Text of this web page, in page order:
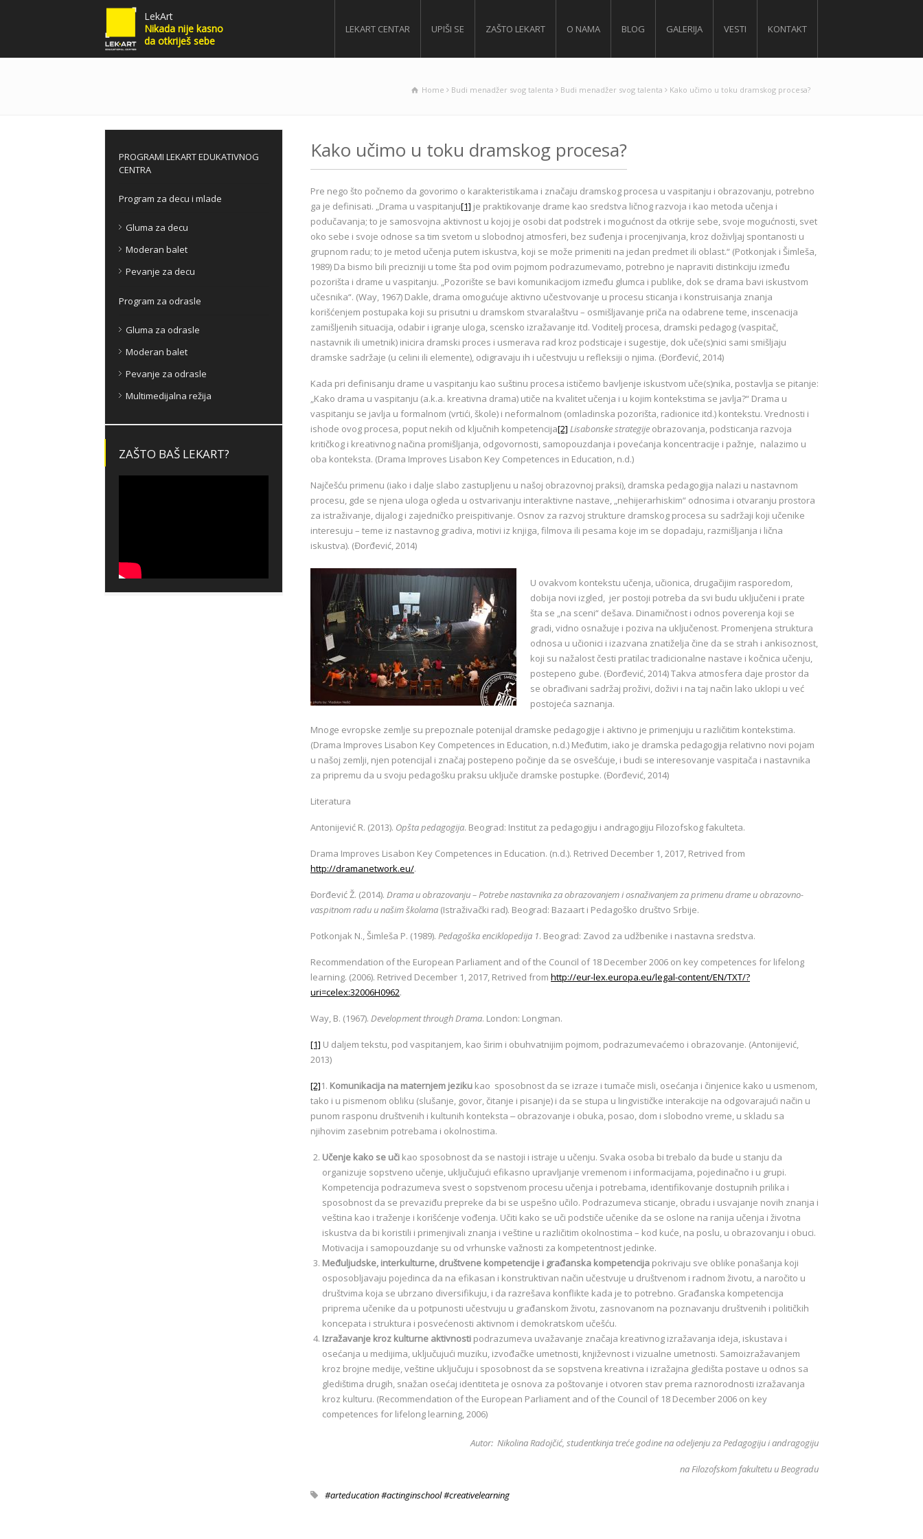
LekArt
Nikada nije kasno
da otkriješ sebe
LEKART CENTAR UPIŠI SE ZAŠTO LEKART O NAMA BLOG GALERIJA VESTI KONTAKT
Home Budi menadžer svog talenta Budi menadžer svog talenta Kako učimo u toku dramskog procesa?
Kako učimo u toku dramskog procesa?
Pre nego što počnemo da govorimo o karakteristikama i značaju dramskog procesa u vaspitanju i obrazovanju, potrebno
ga je definisati. „Drama u vaspitanju[1] je praktikovanje drame kao sredstva ličnog razvoja i kao metoda učenja i
podučavanja; to je samosvojna aktivnost u kojoj je osobi dat podstrek i mogućnost da otkrije sebe, svoje mogućnosti, svet
oko sebe i svoje odnose sa tim svetom u slobodnoj atmosferi, bez suđenja i procenjivanja, kroz doživljaj spontanosti u
grupnom radu; to je metod učenja putem iskustva, koji se može primeniti na jedan predmet ili oblast.“ (Potkonjak i Šimleša,
1989) Da bismo bili precizniji u tome šta pod ovim pojmom podrazumevamo, potrebno je napraviti distinkciju između
pozorišta i drame u vaspitanju. „Pozorište se bavi komunikacijom između glumca i publike, dok se drama bavi iskustvom
učesnika“. (Way, 1967) Dakle, drama omogućuje aktivno učestvovanje u procesu sticanja i konstruisanja znanja
korišćenjem postupaka koji su prisutni u dramskom stvaralaštvu – osmišljavanje priča na odabrene teme, inscenacija
zamišljenih situacija, odabir i igranje uloga, scensko izražavanje itd. Voditelj procesa, dramski pedagog (vaspitač,
nastavnik ili umetnik) inicira dramski proces i usmerava rad kroz podsticaje i sugestije, dok uče(s)nici sami smišljaju
dramske sadržaje (u celini ili elemente), odigravaju ih i učestvuju u refleksiji o njima. (Đorđević, 2014)
Kada pri definisanju drame u vaspitanju kao suštinu procesa ističemo bavljenje iskustvom uče(s)nika, postavlja se pitanje:
„Kako drama u vaspitanju (a.k.a. kreativna drama) utiče na kvalitet učenja i u kojim kontekstima se javlja?“ Drama u
vaspitanju se javlja u formalnom (vrtići, škole) i neformalnom (omladinska pozorišta, radionice itd.) kontekstu. Vrednosti i
ishode ovog procesa, poput nekih od ključnih kompetencija[2] Lisabonske strategije obrazovanja, podsticanja razvoja
kritičkog i kreativnog načina promišljanja, odgovornosti, samopouzdanja i povećanja koncentracije i pažnje, nalazimo u
oba konteksta. (Drama Improves Lisabon Key Competences in Education, n.d.)
Najčešću primenu (iako i dalje slabo zastupljenu u našoj obrazovnoj praksi), dramska pedagogija nalazi u nastavnom
procesu, gde se njena uloga ogleda u ostvarivanju interaktivne nastave, „nehijerarhiskim“ odnosima i otvaranju prostora
za istraživanje, dijalog i zajedničko preispitivanje. Osnov za razvoj strukture dramskog procesa su sadržaji koji učenike
interesuju – teme iz nastavnog gradiva, motivi iz knjiga, filmova ili pesama koje im se dopadaju, razmišljanja i lična
iskustva). (Đorđević, 2014)
U ovakvom kontekstu učenja, učionica, drugačijim rasporedom,
dobija novi izgled, jer postoji potreba da svi budu uključeni i prate
šta se „na sceni“ dešava. Dinamičnost i odnos poverenja koji se
gradi, vidno osnažuje i poziva na uključenost. Promenjena struktura
odnosa u učionici i izazvana znatiželja čine da se strah i ankisoznost,
koji su nažalost česti pratilac tradicionalne nastave i kočnica učenju,
postepeno gube. (Đorđević, 2014) Takva atmosfera daje prostor da
se obrađivani sadržaj proživi, doživi i na taj način lako uklopi u već
postojeća saznanja.
Mnoge evropske zemlje su prepoznale potenijal dramske pedagogije i aktivno je primenjuju u različitim kontekstima.
(Drama Improves Lisabon Key Competences in Education, n.d.) Međutim, iako je dramska pedagogija relativno novi pojam
u našoj zemlji, njen potencijal i značaj postepeno počinje da se osvešćuje, i budi se interesovanje vaspitača i nastavnika
za pripremu da u svoju pedagošku praksu uključe dramske postupke. (Đorđević, 2014)
Literatura
Antonijević R. (2013). Opšta pedagogija. Beograd: Institut za pedagogiju i andragogiju Filozofskog fakulteta.
Drama Improves Lisabon Key Competences in Education. (n.d.). Retrived December 1, 2017, Retrived from
http://dramanetwork.eu/.
Đorđević Ž. (2014). Drama u obrazovanju – Potrebe nastavnika za obrazovanjem i osnaživanjem za primenu drame u obrazovno-
vaspitnom radu u našim školama (Istraživački rad). Beograd: Bazaart i Pedagoško društvo Srbije.
Potkonjak N., Šimleša P. (1989). Pedagoška enciklopedija 1. Beograd: Zavod za udžbenike i nastavna sredstva.
Recommendation of the European Parliament and of the Council of 18 December 2006 on key competences for lifelong
learning. (2006). Retrived December 1, 2017, Retrived from http://eur-lex.europa.eu/legal-content/EN/TXT/?
uri=celex:32006H0962.
Way, B. (1967). Development through Drama. London: Longman.
[1] U daljem tekstu, pod vaspitanjem, kao širim i obuhvatnijim pojmom, podrazumevaćemo i obrazovanje. (Antonijević,
2013)
[2]1. Komunikacija na maternjem jeziku kao sposobnost da se izraze i tumače misli, osećanja i činjenice kako u usmenom,
tako i u pismenom obliku (slušanje, govor, čitanje i pisanje) i da se stupa u lingvističke interakcije na odgovarajući način u
punom rasponu društvenih i kultunih konteksta ‒ obrazovanje i obuka, posao, dom i slobodno vreme, u skladu sa
njihovim zasebnim potrebama i okolnostima.
Učenje kako se uči kao sposobnost da se nastoji i istraje u učenju. Svaka osoba bi trebalo da bude u stanju da
organizuje sopstveno učenje, uključujući efikasno upravljanje vremenom i informacijama, pojedinačno i u grupi.
Kompetencija podrazumeva svest o sopstvenom procesu učenja i potrebama, identifikovanje dostupnih prilika i
sposobnost da se prevaziđu prepreke da bi se uspešno učilo. Podrazumeva sticanje, obradu i usvajanje novih znanja i
veština kao i traženje i korišćenje vođenja. Učiti kako se uči podstiče učenike da se oslone na ranija učenja i životna
iskustva da bi koristili i primenjivali znanja i veštine u različitim okolnostima – kod kuće, na poslu, u obrazovanju i obuci.
Motivacija i samopouzdanje su od vrhunske važnosti za kompetentnost jedinke.
Međuljudske, interkulturne, društvene kompetencije i građanska kompetencija pokrivaju sve oblike ponašanja koji
osposobljavaju pojedinca da na efikasan i konstruktivan način učestvuje u društvenom i radnom životu, a naročito u
društvima koja se ubrzano diversifikuju, i da razrešava konflikte kada je to potrebno. Građanska kompetencija
priprema učenike da u potpunosti učestvuju u građanskom životu, zasnovanom na poznavanju društvenih i političkih
koncepata i struktura i posvećenosti aktivnom i demokratskom učešću.
Izražavanje kroz kulturne aktivnosti podrazumeva uvažavanje značaja kreativnog izražavanja ideja, iskustava i
osećanja u medijima, uključujući muziku, izvođačke umetnosti, književnost i vizualne umetnosti. Samoizražavanjem
kroz brojne medije, veštine uključuju i sposobnost da se sopstvena kreativna i izražajna gledišta postave u odnos sa
gledištima drugih, snažan osećaj identiteta je osnova za poštovanje i otvoren stav prema raznorodnosti izražavanja
kroz kulturu. (Recommendation of the European Parliament and of the Council of 18 December 2006 on key
competences for lifelong learning, 2006)
Autor: Nikolina Radojčić, studentkinja treće godine na odeljenju za Pedagogiju i andragogiju
na Filozofskom fakultetu u Beogradu
#arteducation #actinginschool #creativelearning
PROGRAMI LEKART EDUKATIVNOG
CENTRA
Program za decu i mlade
Gluma za decu
Moderan balet
Pevanje za decu
Program za odrasle
Gluma za odrasle
Moderan balet
Pevanje za odrasle
Multimedijalna režija
ZAŠTO BAŠ LEKART?